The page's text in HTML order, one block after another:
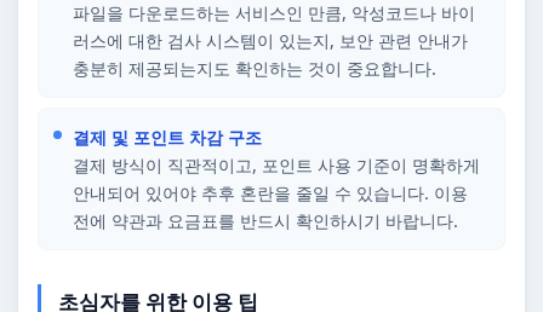
파일을 다운로드하는 서비스인 만큼, 악성코드나 바이
러스에 대한 검사 시스템이 있는지, 보안 관련 안내가
충분히 제공되는지도 확인하는 것이 중요합니다.
결제 및 포인트 차감 구조
결제 방식이 직관적이고, 포인트 사용 기준이 명확하게
안내되어 있어야 추후 혼란을 줄일 수 있습니다. 이용
전에 약관과 요금표를 반드시 확인하시기 바랍니다.
초심자를 위한 이용 팁